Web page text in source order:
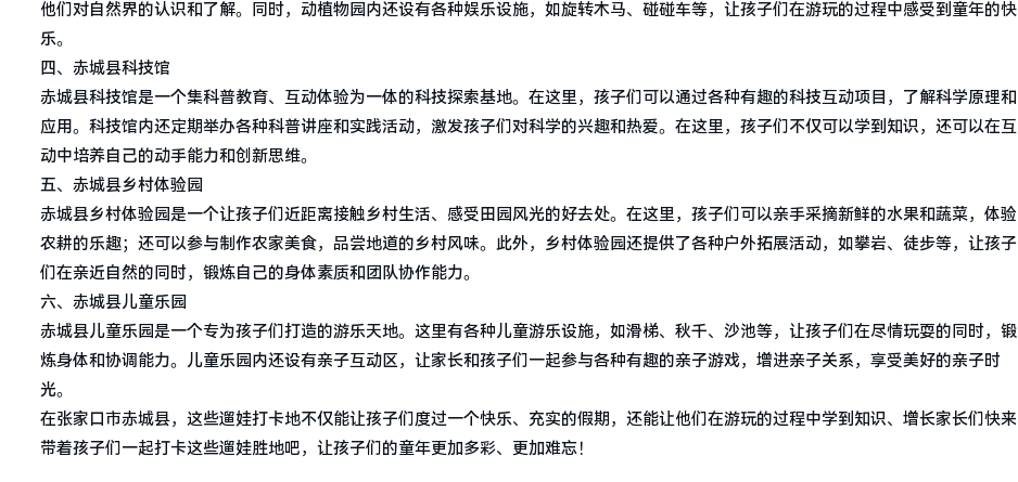
他们对自然界的认识和了解。同时，动植物园内还设有各种娱乐设施，如旋转木马、碰碰车等，让孩子们在游玩的过程中感受到童年的快
乐。
四、赤城县科技馆
赤城县科技馆是一个集科普教育、互动体验为一体的科技探索基地。在这里，孩子们可以通过各种有趣的科技互动项目，了解科学原理和
应用。科技馆内还定期举办各种科普讲座和实践活动，激发孩子们对科学的兴趣和热爱。在这里，孩子们不仅可以学到知识，还可以在互
动中培养自己的动手能力和创新思维。
五、赤城县乡村体验园
赤城县乡村体验园是一个让孩子们近距离接触乡村生活、感受田园风光的好去处。在这里，孩子们可以亲手采摘新鲜的水果和蔬菜，体验
农耕的乐趣；还可以参与制作农家美食，品尝地道的乡村风味。此外，乡村体验园还提供了各种户外拓展活动，如攀岩、徒步等，让孩子
们在亲近自然的同时，锻炼自己的身体素质和团队协作能力。
六、赤城县儿童乐园
赤城县儿童乐园是一个专为孩子们打造的游乐天地。这里有各种儿童游乐设施，如滑梯、秋千、沙池等，让孩子们在尽情玩耍的同时，锻
炼身体和协调能力。儿童乐园内还设有亲子互动区，让家长和孩子们一起参与各种有趣的亲子游戏，增进亲子关系，享受美好的亲子时
光。
在张家口市赤城县，这些遛娃打卡地不仅能让孩子们度过一个快乐、充实的假期，还能让他们在游玩的过程中学到知识、增长家长们快来
带着孩子们一起打卡这些遛娃胜地吧，让孩子们的童年更加多彩、更加难忘！